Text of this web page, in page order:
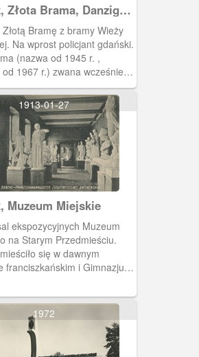
Złota Brama, Danzig
TorBramę z bramy Wieży
Na wprost policjant gdański.
(nazwa od 1945 r. ,
1967 r.) zwana wcześniej
Wybudowana w
w. w stylu manieryzmu
Zamyka od zachodu
Na zdjęciu widoczna od
Węglowego. Przylega do
Dwór Bractwa św.
Napis Zeughaus (Zbrojownia)
1913-01-27
Muzeum Miejskie
ekspozycyjnych Muzeum
na Starym Przedmieściu.
się w dawnym
franciszkańskim i Gimnazjum
Narodowe.
1972